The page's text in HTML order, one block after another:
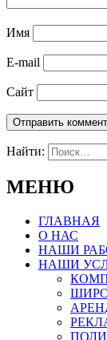
Имя
E-mail
Сайт
Найти:
МЕНЮ
ГЛАВНАЯ
О НАС
НАШИ
НАШИ